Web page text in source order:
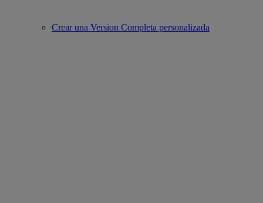
Crear una Version Completa personalizada